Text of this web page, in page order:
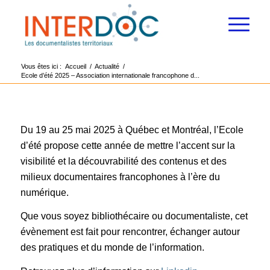
Vous êtes ici : Accueil / Actualité /
Ecole d’été 2025 – Association internationale francophone d...
Du 19 au 25 mai 2025 à Québec et Montréal, l’Ecole
d’été propose cette année de mettre l’accent sur la
visibilité et la découvrabilité des contenus et des
milieux documentaires francophones à l’ère du
numérique.
Que vous soyez bibliothécaire ou documentaliste, cet
évènement est fait pour rencontrer, échanger autour
des pratiques et du monde de l’information.